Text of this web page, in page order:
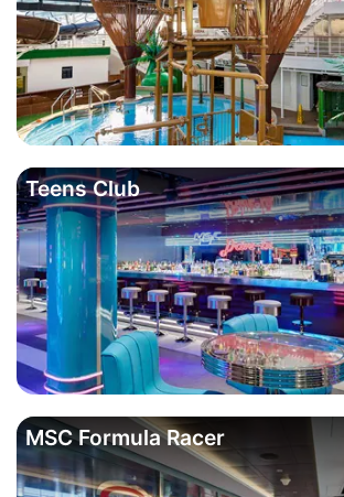
Teens Club
MSC Formula Racer